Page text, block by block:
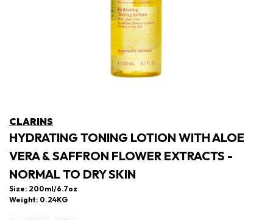
CLARINS
HYDRATING TONING LOTION WITH ALOE
VERA & SAFFRON FLOWER EXTRACTS -
NORMAL TO DRY SKIN
Size: 200ml/6.7oz
Weight: 0.24KG